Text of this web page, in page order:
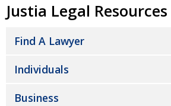
Justia Legal Resources
Find A Lawyer
Individuals
Business